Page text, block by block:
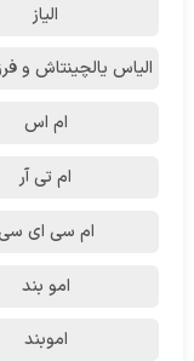
الیاز
الیاس یالچینتاش و
ام اس
ام تی آر
ام سی ای
امو بند
اموبند